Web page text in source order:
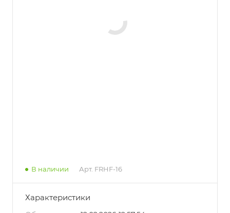
В наличии Арт. FRHF-16
Характеристики